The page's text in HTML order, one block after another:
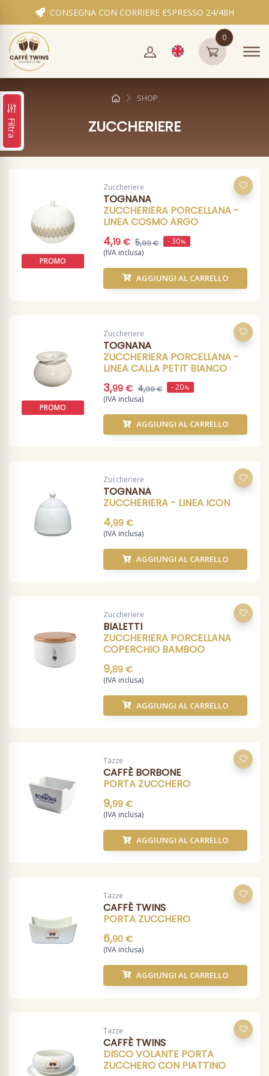
CONSEGNA CON CORRIERE ESPRESSO 24/48H
0
SHOP
ZUCCHERIERE
PROMO
Zuccheriere
TOGNANA
ZUCCHERIERA PORCELLANA -
LINEA COSMO ARGO
4,19 € 5,99 € - 30%
(IVA inclusa)
AGGIUNGI AL CARRELLO
PROMO
Zuccheriere
TOGNANA
ZUCCHERIERA PORCELLANA -
LINEA CALLA PETIT BIANCO
3,99 € 4,99 € - 20%
(IVA inclusa)
AGGIUNGI AL CARRELLO
Zuccheriere
TOGNANA
ZUCCHERIERA - LINEA ICON
4,99 €
(IVA inclusa)
AGGIUNGI AL CARRELLO
Zuccheriere
BIALETTI
ZUCCHERIERA PORCELLANA
COPERCHIO BAMBOO
9,89 €
(IVA inclusa)
AGGIUNGI AL CARRELLO
Tazze
CAFFÈ BORBONE
PORTA ZUCCHERO
9,99 €
(IVA inclusa)
AGGIUNGI AL CARRELLO
Tazze
CAFFÈ TWINS
PORTA ZUCCHERO
6,90 €
(IVA inclusa)
AGGIUNGI AL CARRELLO
Tazze
CAFFÈ TWINS
DISCO VOLANTE PORTA
ZUCCHERO CON PIATTINO
Filtra